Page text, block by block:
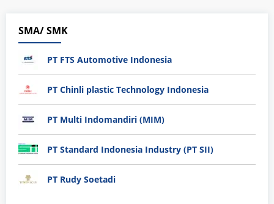
SMA/ SMK
PT FTS Automotive Indonesia
PT Chinli plastic Technology Indonesia
PT Multi Indomandiri (MIM)
PT Standard Indonesia Industry (PT SII)
PT Rudy Soetadi